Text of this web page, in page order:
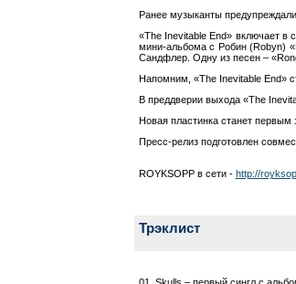
Ранее музыканты
«The Inevitable End» включает в
мини-альбома с Робин (Robyn)
Сандфлер. Одну из песен –
Напомним, «The Inevitable End»
В преддверии выхода «The
Новая пластинка станет первым
Пресс-релиз подготовлен
ROYKSOPP в сети - http://
Трэклист